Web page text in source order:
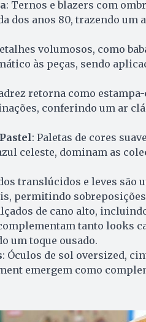
: Ternos e blazers com
dos anos 80, trazendo um
volumosos, como
às peças, sendo
retorna como
conferindo um ar
: Paletas de cores
celeste, dominam as
translúcidos e leves são
permitindo
de cano alto,
tanto looks
um toque ousado.
: Óculos de sol oversized,
emergem como